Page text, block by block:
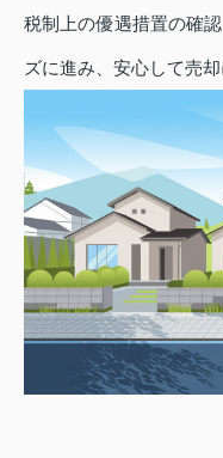
税制上の優遇措置の確
ズに進み、安心して売